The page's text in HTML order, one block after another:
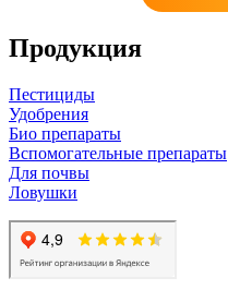
Продукция
Пестициды
Удобрения
Био препараты
Вспомогательные препараты
Для почвы
Ловушки